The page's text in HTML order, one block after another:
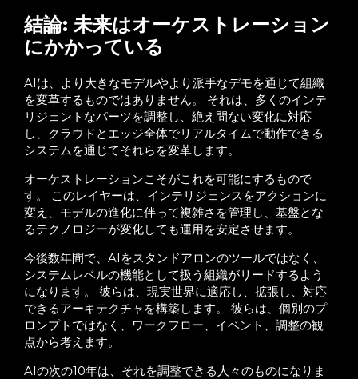
結論: 未来はオーケストレーション
にかかっている
AIは、より大きなモデルやより派手なデモを通じて組織
を変革するものではありません。 それは、多くのインテ
リジェントなパーツを調整し、絶え間ない変化に対応
し、クラウドとエッジ全体でリアルタイムで動作できる
システムを通じてそれらを変革します。
オーケストレーションこそがこれを可能にするもので
す。 このレイヤーは、インテリジェンスをアクションに
変え、モデルの進化に伴って複雑さを管理し、基盤とな
るテクノロジーが変化しても運用を安定させます。
今後数年間で、AIをスタンドアロンのツールではなく、
システムレベルの機能として扱う組織がリードするよう
になります。 彼らは、現実世界に適応し、拡張し、対応
できるアーキテクチャを構築します。 彼らは、個別のプ
ロンプトではなく、ワークフロー、イベント、調整の観
点から考えます。
AIの次の10年は、それを調整できる人々のものになりま